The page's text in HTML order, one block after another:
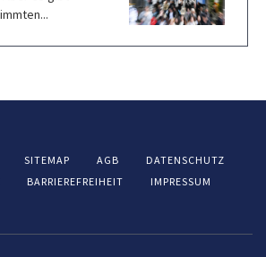
SITEMAP AGB
DATENSCHUTZ
BARRIEREFREIHEIT IMPRESSUM